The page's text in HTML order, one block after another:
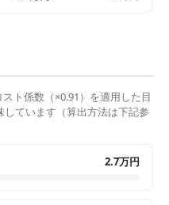
スト係数（×0.91 ）を適用した目
ています（算出方法は下記参
2.7万円